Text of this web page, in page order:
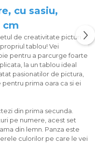
cu sasiu,
cm
de creativitate picturi
tablou! Vei
pentru a parcurge foarte
la un tablou ideal
pasionatilor de pictura,
prima oara ca si ei
din prima secunda.
pe numere, acest set
din lemn. Panza este
culorilor pe care le vei